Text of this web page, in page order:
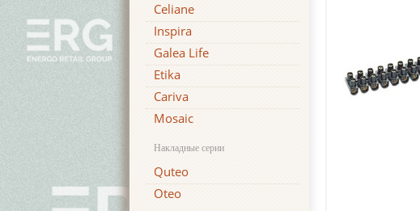
Celiane
Inspira
Galea Life
Etika
Cariva
Mosaic
Накладные серии
Quteo
Oteo